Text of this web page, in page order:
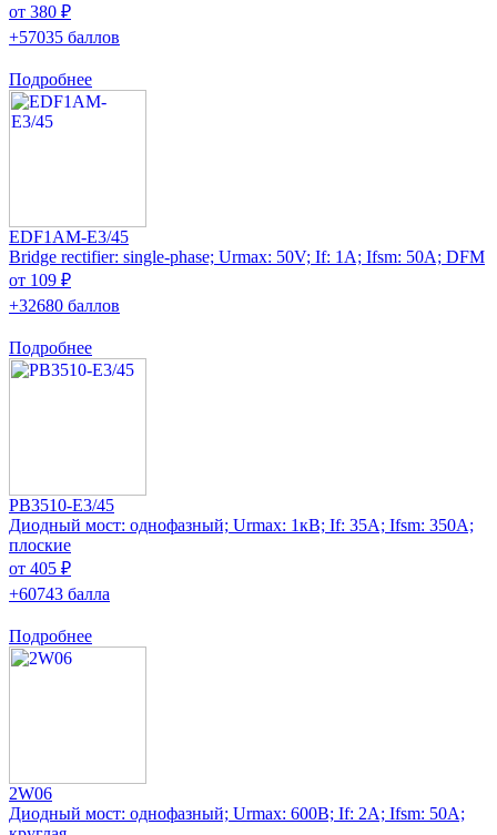
от 380 ₽
+57035 баллов
Подробнее
EDF1AM-E3/45
Bridge rectifier: single-phase; Urmax: 50V; If: 1A; Ifsm: 50A; DFM
от 109 ₽
+32680 баллов
Подробнее
PB3510-E3/45
Диодный мост: однофазный; Urmax: 1кВ; If: 35А; Ifsm: 350А;
плоские
от 405 ₽
+60743 балла
Подробнее
2W06
Диодный мост: однофазный; Urmax: 600В; If: 2А; Ifsm: 50А;